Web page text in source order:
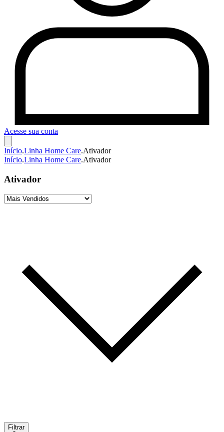
Acesse sua conta
Início.Linha Home Care.Ativador
Início.Linha Home Care.Ativador
Ativador
Filtrar